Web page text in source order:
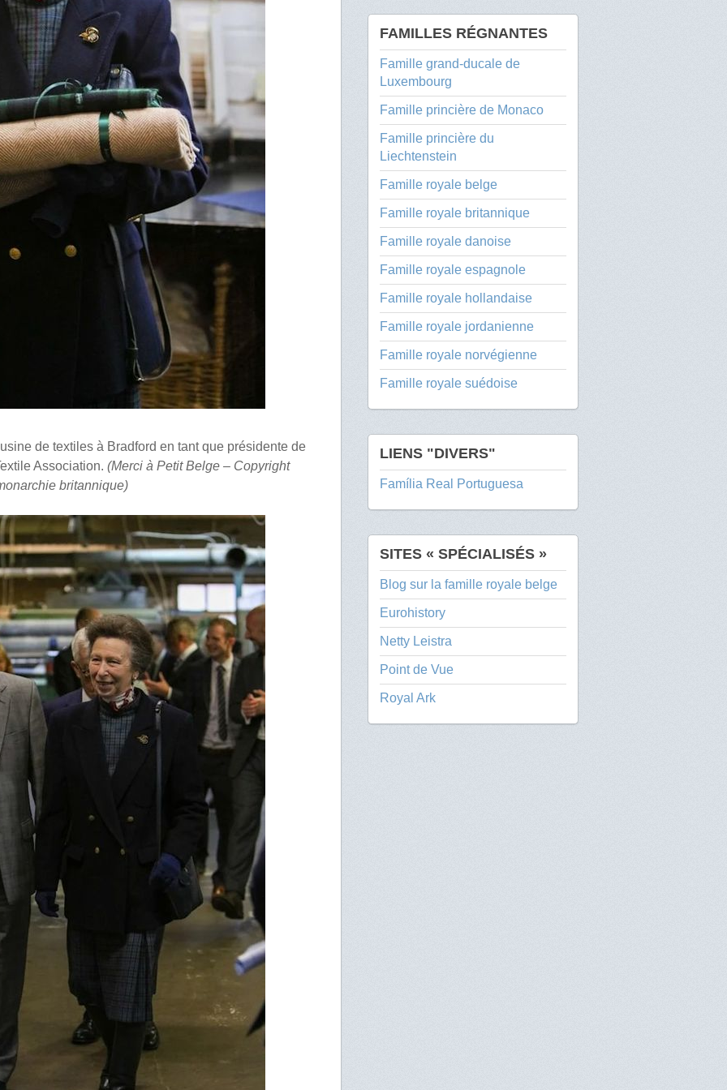
de textiles à Bradford en tant que présidente de
Association.(Merci à Petit Belge – Copyright
britannique)
FAMILLES RÉGNANTES
Famille grand-ducale de
Luxembourg
Famille princière de Monaco
Famille princière du
Liechtenstein
Famille royale belge
Famille royale britannique
Famille royale danoise
Famille royale espagnole
Famille royale hollandaise
Famille royale jordanienne
Famille royale norvégienne
Famille royale suédoise
LIENS "DIVERS"
Família Real Portuguesa
SITES « SPÉCIALISÉS »
Blog sur la famille royale belge
Eurohistory
Netty Leistra
Point de Vue
Royal Ark